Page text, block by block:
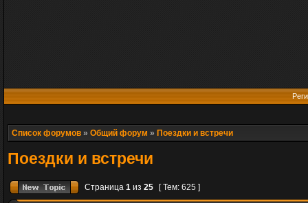
Список форумов » Общий форум » Поездки и встречи
Поездки и встречи
Страница 1 из 25 [ Тем: 625 ]